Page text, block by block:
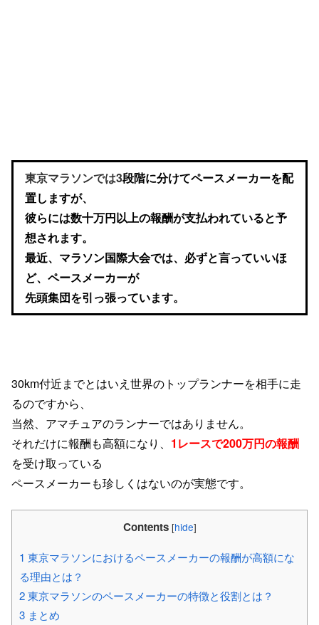
東京マラソンでは3段階に分けてペースメーカーを配
置しますが、
彼らには数十万円以上の報酬が支払われていると予
想されます。
最近、マラソン国際大会では、 必ずと言っていいほ
ど、 ペースメーカーが
先頭集団を引っ張っています。
30km付近までとはいえ 世界のトップランナーを相手に走
るのですから、
当然、アマチュアのランナーではありません。
それだけに報酬も高額になり、 1 レースで200万円の報酬
を受け取っている
ペースメーカーも珍しくはないのが実態です。
Contents [hide]
1 東京マラソンにおけるペースメーカーの報酬が高額にな
る理由とは？
2東京マラソンのペースメーカーの特徴と役割とは？
3 まとめ